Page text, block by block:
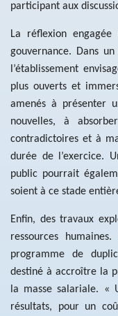
participant aux
La réflexion
gouvernance. Dans
l’établissement
plus ouverts et
amenés à présenter
nouvelles, à
contradictoires et à
durée de l’exercice.
public pourrait
soient à ce stade
Enfin, des travaux
ressources
programme de
destiné à accroître la
la masse salariale. «
résultats, pour un